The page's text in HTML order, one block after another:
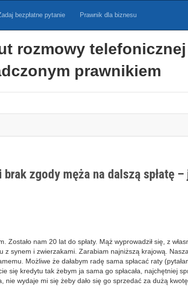
bezpłatne pytanie Prawnik dla biznesu
rozmowy telefonicznej
prawnikiem
zgody męża na dalszą spłatę
Zostało nam 20 lat do spłaty. Mąż wyprowadził się, z
z synem i zwierzakami. Zarabiam najniższą krajową.
Możliwe że dałabym radę sama spłacać raty
się kredytu tak żebym ja sama go spłacała, najchętniej
nie wydaje mi się żeby dało się go sprzedać za dużą